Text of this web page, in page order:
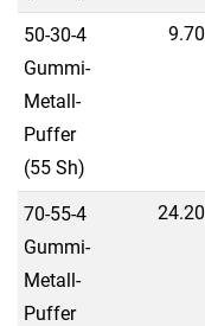
50-30-4
Gummi-
Metall-
Puffer
(55 Sh)
9.70
70-55-4
Gummi-
Metall-
Puffer
24.20